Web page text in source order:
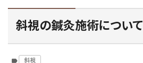
斜視の鍼灸施術について
label 斜視